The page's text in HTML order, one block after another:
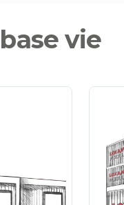
vie